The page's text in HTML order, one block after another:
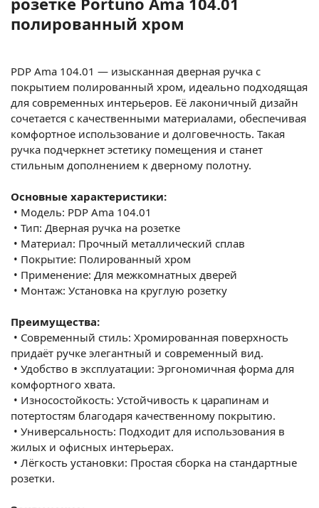
полированный хром
PDP Ama 104.01 — изысканная дверная ручка с
покрытием полированный хром, идеально подходящая
для современных интерьеров. Её лаконичный дизайн
сочетается с качественными материалами, обеспечивая
комфортное использование и долговечность. Такая
ручка подчеркнет эстетику помещения и станет
стильным дополнением к дверному полотну.
Основные характеристики:
• Модель: PDP Ama 104.01
• Тип: Дверная ручка на розетке
• Материал: Прочный металлический сплав
• Покрытие: Полированный хром
• Применение: Для межкомнатных дверей
• Монтаж: Установка на круглую розетку
Преимущества:
• Современный стиль: Хромированная поверхность
придаёт ручке элегантный и современный вид.
• Удобство в эксплуатации: Эргономичная форма для
комфортного хвата.
• Износостойкость: Устойчивость к царапинам и
потертостям благодаря качественному покрытию.
• Универсальность: Подходит для использования в
жилых и офисных интерьерах.
• Лёгкость установки: Простая сборка на стандартные
розетки.